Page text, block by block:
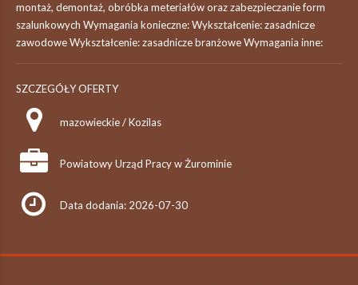
montaż, demontaż, obróbka meteriałów oraz zabezpieczanie form
szalunkowych Wymagania konieczne: Wykształcenie: zasadnicze
zawodowe Wykształcenie: zasadnicze branżowe Wymagania inne:
SZCZEGÓŁY OFERTY
mazowieckie / Kozilas
Powiatowy Urząd Pracy w Żurominie
Data dodania: 2026-07-30